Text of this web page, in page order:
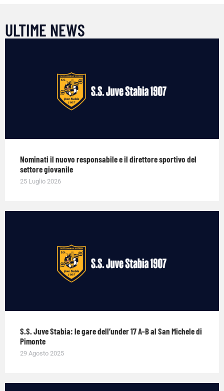
ULTIME NEWS
Nominati il nuovo responsabile e il direttore sportivo del
settore giovanile
25 Luglio 2026
S.S. Juve Stabia: le gare dell’under 17 A-B al San Michele di
Pimonte
29 Agosto 2025